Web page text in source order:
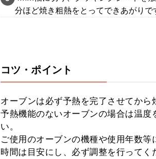
分ほど焼き粗熱をとってできあがりで
コツ・ポイント
オーブンは必ず予熱を完了させてから
予熱機能のないオーブンの場合は温
い。
ご使用のオーブンの機種や使用年数
時間は目安にし、必ず調整を行ってく